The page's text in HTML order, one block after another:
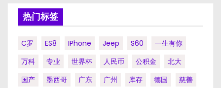
页
热门标签
C罗 ES8 IPhone Jeep S60
一生有你
万科
专业 世界杯 人民币 公积金
北大
国产
墨西哥 广东 广州 库存 德国
慈善